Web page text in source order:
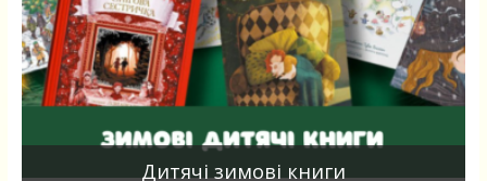
Дитячі зимові книги